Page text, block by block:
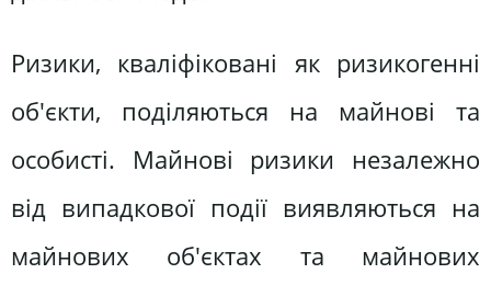
Ризики, кваліфіковані як ризикогенні
об'єкти, поділяються на майнові та
особисті. Майнові ризики незалежно
від випадкової події виявляються на
майнових об'єктах та майнових